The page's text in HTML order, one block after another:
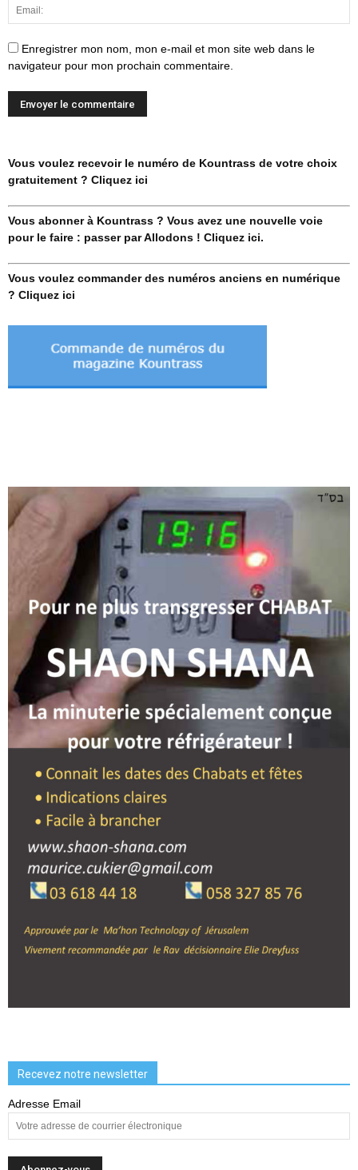
Enregistrer mon nom, mon e-mail et mon site web dans le
navigateur pour mon prochain commentaire.
Vous voulez recevoir le numéro de Kountrass de votre choix
gratuitement ? Cliquez ici
Vous abonner à Kountrass ? Vous avez une nouvelle voie
pour le faire : passer par Allodons ! Cliquez ici.
Vous voulez commander des numéros anciens en numérique
? Cliquez ici
Recevez notre newsletter
Adresse Email